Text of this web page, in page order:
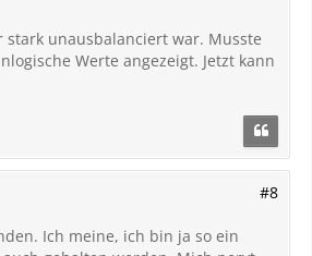
unausbalanciert war. Musste
Werte angezeigt. Jetzt kann
#8
Ich meine, ich bin ja so ein